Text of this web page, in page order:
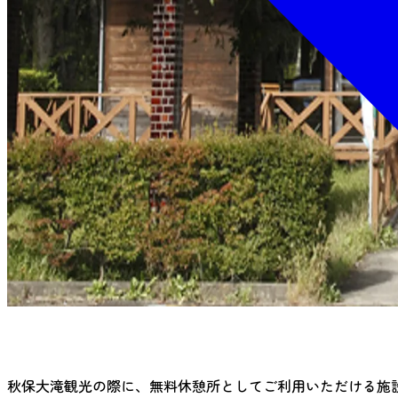
秋保大滝観光の際に、無料休憩所としてご利用いただける施